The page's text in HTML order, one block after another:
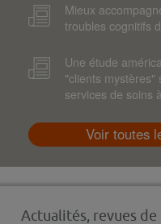
Mieux
troubles cognitifs
Une étude
"clients mystères"
services de soins
Voir toutes
Actualités, revues de